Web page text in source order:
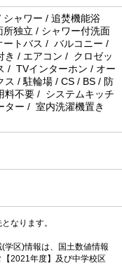
ャワー / 追焚機能浴
独立 / シャワー付洗面
ートバス / バルコニー /
き / エアコン / クロゼッ
/ TVインターホン / オー
ス / 駐輪場 / CS / BS / 防
料不要 / システムキッチ
ター / 室内洗濯機置き
なります。
学区)情報は、国土数値情報
2021年度】及び中学校区